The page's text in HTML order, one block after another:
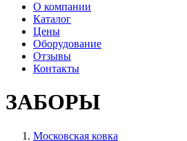
О компании
Каталог
Цены
Оборудование
Отзывы
Контакты
ЗАБОРЫ
Московская ковка